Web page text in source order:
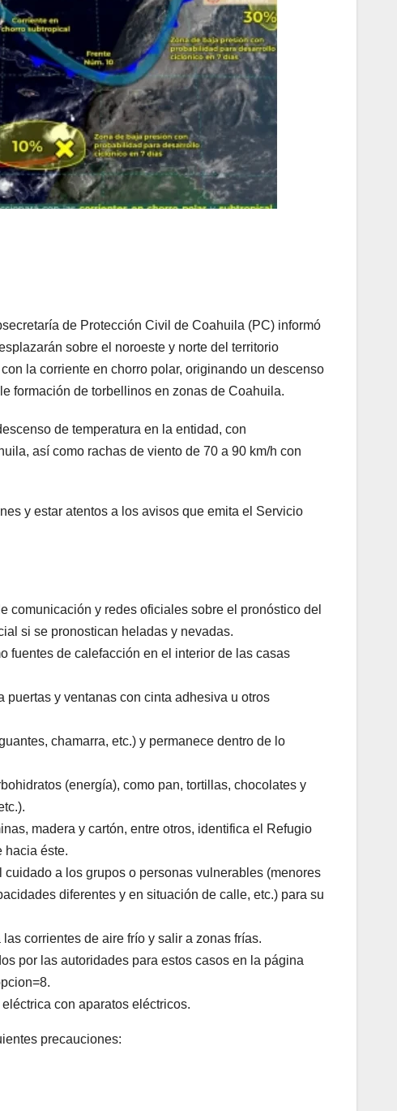
de Protección Civil de Coahuila (PC) informó
sobre el noroeste y norte del territorio
la corriente en chorro polar, originando un descenso
formación de torbellinos en zonas de Coahuila.
de temperatura en la entidad, con
así como rachas de viento de 70 a 90 km/h con
y estar atentos a los avisos que emita el Servicio
comunicación y redes oficiales sobre el pronóstico del
si se pronostican heladas y nevadas.
fuentes de calefacción en el interior de las casas
y ventanas con cinta adhesiva u otros
chamarra, etc.) y permanece dentro de lo
(energía), como pan, tortillas, chocolates y
madera y cartón, entre otros, identifica el Refugio
hacia éste.
a los grupos o personas vulnerables (menores
diferentes y en situación de calle, etc.) para su
corrientes de aire frío y salir a zonas frías.
por las autoridades para estos casos en la página
con aparatos eléctricos.
precauciones: